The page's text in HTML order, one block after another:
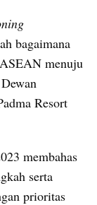
bagaimana
Resort
membahas
serta
prioritas